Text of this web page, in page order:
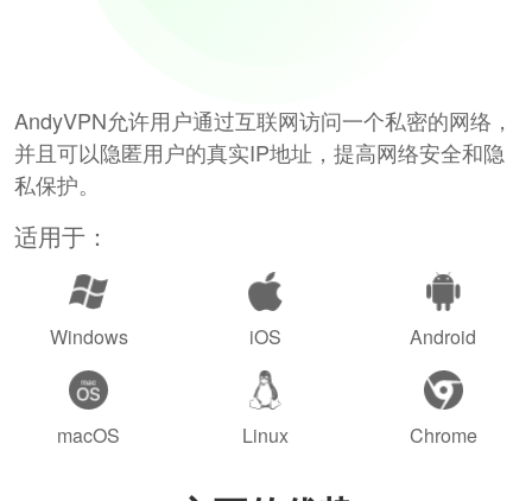
AndyVPN允许用户通过互联网访问一个私密的网络，
并且可以隐匿用户的真实IP地址，提高网络安全和隐
私保护。
适用于：
Windows iOS Android
macOS Linux Chrome